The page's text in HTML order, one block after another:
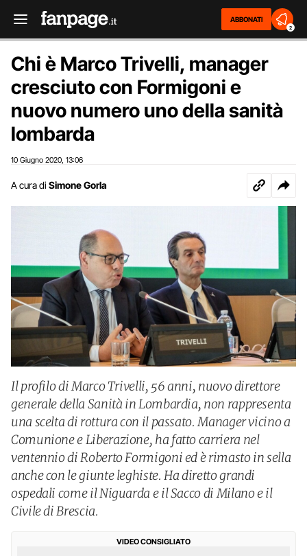
ABBONATI
2
Chi è Marco Trivelli, manager
cresciuto con Formigoni e
nuovo numero uno della sanità
lombarda
10 Giugno 2020 13:06
A cura di Simone Gorla
Il profilo di Marco Trivelli, 56 anni, nuovo direttore
generale della Sanità in Lombardia, non rappresenta
una scelta di rottura con il passato. Manager vicino a
Comunione e Liberazione, ha fatto carriera nel
ventennio di Roberto Formigoni ed è rimasto in sella
anche con le giunte leghiste. Ha diretto grandi
ospedali come il Niguarda e il Sacco di Milano e il
Civile di Brescia.
VIDEO CONSIGLIATO